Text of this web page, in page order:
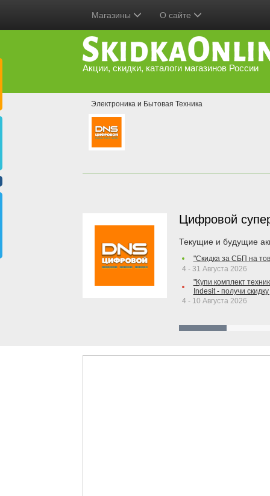
Магазины О сайте
Акции, скидки, каталоги магазинов России
Электроника и Бытовая Техника
Цифровой
Текущие и будущие
"Скидка за СБП на
4 - 31 Августа 2026
"Купи комплект
Indesit - получи
4 - 10 Августа 2026